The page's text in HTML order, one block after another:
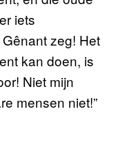
iets
zeg! Het
kan doen, is
Niet mijn
mensen niet!”